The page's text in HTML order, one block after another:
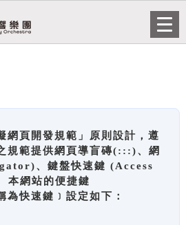
網頁開發規範」原則設計，遵
規範提供網頁導盲磚(:::)、網
、鍵盤快速鍵 (Access
本網站的便捷鍵
為快速鍵﹞設定如下：